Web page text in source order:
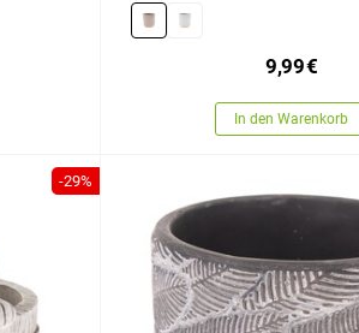
9,99€
In den Warenkorb
-29%